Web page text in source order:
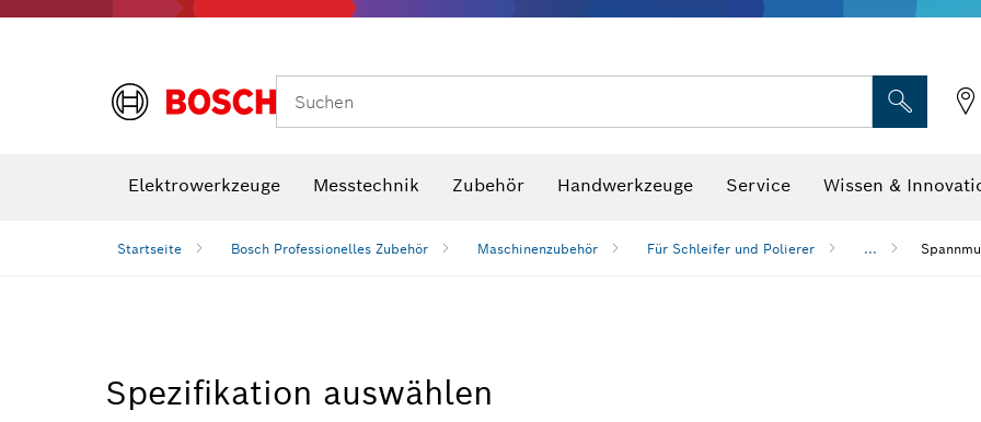
Suchen
Elektrowerkzeuge Messtechnik Zubehör Handwerkzeuge Service Wissen &
Startseite Bosch Professionelles Zubehör Maschinenzubehör Für Schleifer und Polierer ...
Spezifikation auswählen